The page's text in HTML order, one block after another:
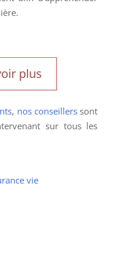
plus
, nos conseillerssont
sur tous les
vie